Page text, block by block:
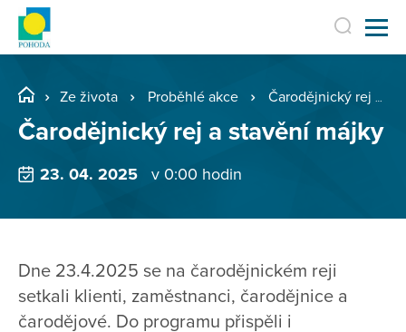
Ze života Proběhlé akce Čarodějnický rej a stavění májky
Čarodějnický rej a stavění májky
23. 04. 2025 v 0:00 hodin
Dne 23.4.2025 se na čarodějnickém reji
setkali klienti, zaměstnanci, čarodějnice a
čarodějové. Do programu přispěli i